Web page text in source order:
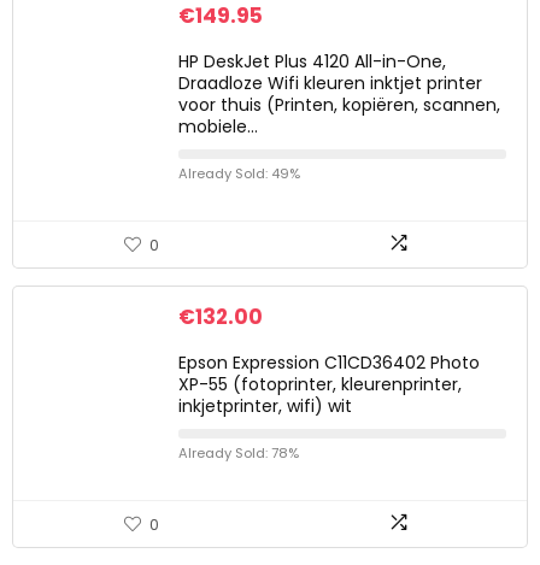
€149.95
HP DeskJet Plus 4120 All-in-One,
Draadloze Wifi kleuren inktjet printer
voor thuis (Printen, kopiëren, scannen,
mobiele…
Already Sold: 49%
0
€132.00
Epson Expression C11CD36402 Photo
XP-55 (fotoprinter, kleurenprinter,
inkjetprinter, wifi) wit
Already Sold: 78%
0